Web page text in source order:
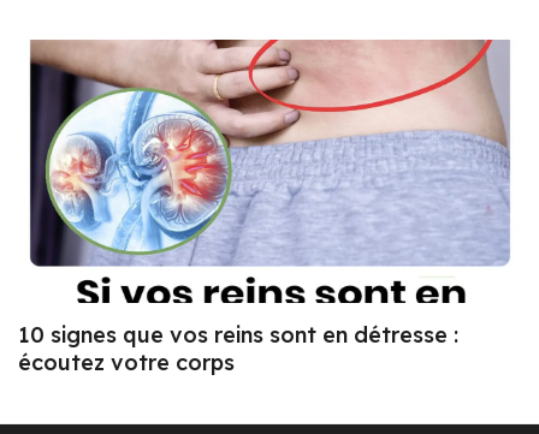
10 signes que vos reins sont en détresse :
écoutez votre corps